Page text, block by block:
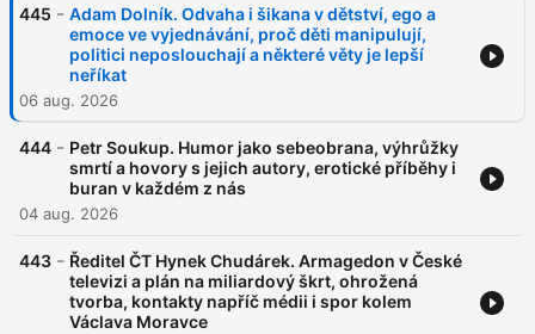
445 - Adam Dolník. Odvaha i šikana v dětství, ego a
emoce ve vyjednávání, proč děti manipulují,
politici neposlouchají a některé věty je lepší
neříkat
06 aug. 2026
444 - Petr Soukup. Humor jako sebeobrana, výhrůžky
smrtí a hovory s jejich autory, erotické příběhy i
buran v každém z nás
04 aug. 2026
443 - Ředitel ČT Hynek Chudárek. Armagedon v České
televizi a plán na miliardový škrt, ohrožená
tvorba, kontakty napříč médii i spor kolem
Václava Moravce